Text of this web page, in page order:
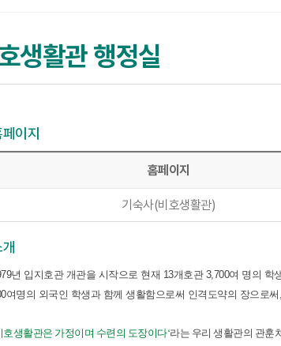
생활관 행정실
이지
홈페이지
기숙사(비호생활관)
년 입지호관 개관을 시작으로 현재 13개호관 3,700여 명의
여명의 외국인 학생과 함께 생활함으로써 인격도약의 장으로
호생활관은 가정이며 수련의 도장이다‘라는 우리 생활관의 관훈